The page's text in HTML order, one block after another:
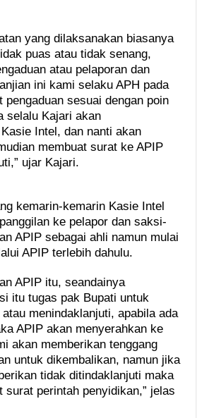
yang dilaksanakan biasanya
puas atau tidak senang,
atau pelaporan dan
ini kami selaku APH pada
pengaduan sesuai dengan poin
selalu Kajari akan
Intel, dan nanti akan
membuat surat ke APIP
ujar Kajari.
kemarin-kemarin Kasie Intel
ke pelapor dan saksi-
APIP sebagai ahli namun mulai
APIP terlebih dahulu.
APIP itu, seandainya
itu tugas pak Bupati untuk
menindaklanjuti, apabila ada
APIP akan menyerahkan ke
akan memberikan tenggang
untuk dikembalikan, namun jika
tidak ditindaklanjuti maka
surat perintah penyidikan,” jelas